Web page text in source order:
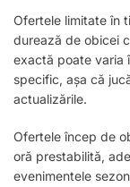
Ofertele limitate în
durează de obicei
exactă poate varia
specific, așa că
actualizările.
Ofertele încep de
oră prestabilită,
evenimentele